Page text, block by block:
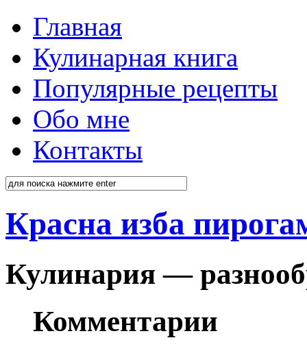
Главная
Кулинарная книга
Популярные рецепты
Обо мне
Контакты
Красна изба
Кулинария —
Комментарии